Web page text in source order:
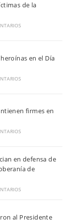
de la
en el Día
firmes en
en defensa de
de
al Presidente